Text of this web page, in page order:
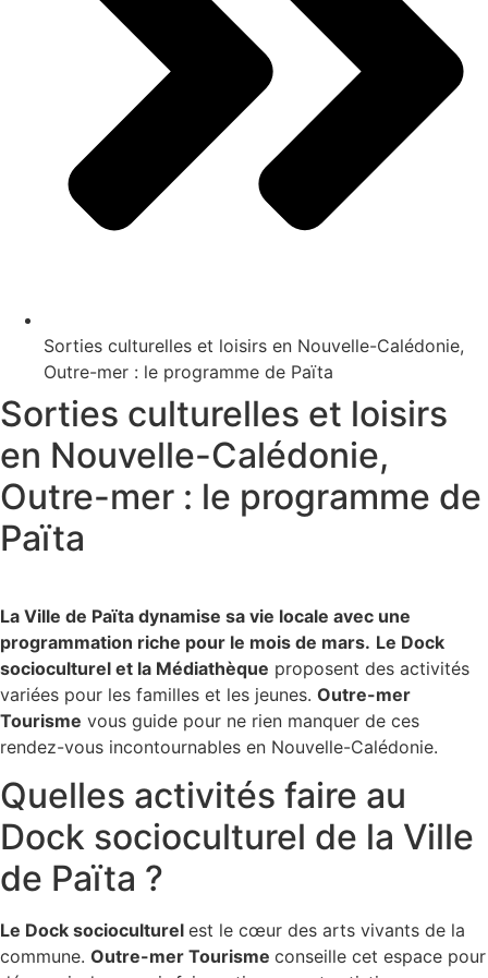
Sorties culturelles et loisirs en Nouvelle-Calédonie,
Outre-mer : le programme de Païta
Sorties culturelles et loisirs
en Nouvelle-Calédonie,
Outre-mer : le programme de
Païta
La Ville de Païta dynamise sa vie locale avec une
programmation riche pour le mois de mars. Le Dock
socioculturel et la Médiathèque proposent des activités
variées pour les familles et les jeunes. Outre-mer
Tourisme vous guide pour ne rien manquer de ces
rendez-vous incontournables en Nouvelle-Calédonie.
Quelles activités faire au
Dock socioculturel de la Ville
de Païta ?
Le Dock socioculturel est le cœur des arts vivants de la
commune. Outre-mer Tourisme conseille cet espace pour